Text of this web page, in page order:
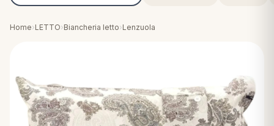
& CUSCINI
CALCIO & CARTOONS
Home›LETTO›Biancheria letto›Lenzuola